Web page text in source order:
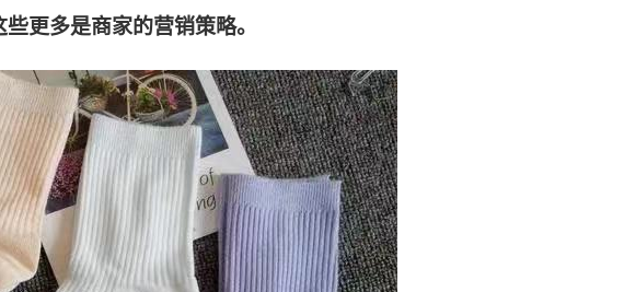
更多是商家的营销策略。